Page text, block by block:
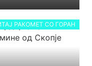
РАКОМЕТ СО ГОРАН